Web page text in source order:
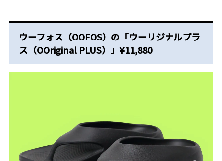
ウーフォス（OOFOS）の「ウーリジナルプラ
ス（OOriginal PLUS）」¥11,880